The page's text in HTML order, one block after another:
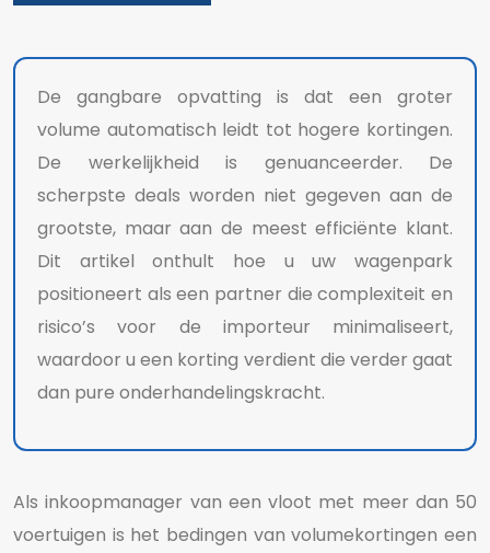
De gangbare opvatting is dat een groter
volume automatisch leidt tot hogere kortingen.
De werkelijkheid is genuanceerder. De
scherpste deals worden niet gegeven aan de
grootste, maar aan de meest efficiënte klant.
Dit artikel onthult hoe u uw wagenpark
positioneert als een partner die complexiteit en
risico’s voor de importeur minimaliseert,
waardoor u een korting verdient die verder gaat
dan pure onderhandelingskracht.
Als inkoopmanager van een vloot met meer dan 50
voertuigen is het bedingen van volumekortingen een